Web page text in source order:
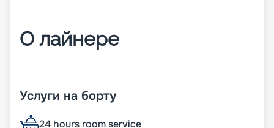
О лайнере
который будет спущен на воду в 2026 году. В
своем первом сезоне он будет выполнять круизы
по Средиземноморью.
На лайнере будет целые 22 палубы, с каютами,
Услуги на борту
24 hours room service